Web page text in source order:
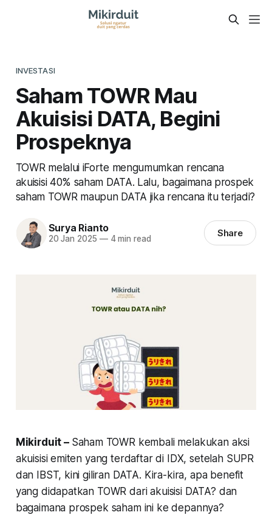
INVESTASI
Saham TOWR Mau
Akuisisi DATA, Begini
Prospeknya
TOWR melalui iForte mengumumkan rencana
akuisisi 40% saham DATA. Lalu, bagaimana prospek
saham TOWR maupun DATA jika rencana itu terjadi?
Surya Rianto
20 Jan 2025 —4 min read Share
Mikirduit – Saham TOWR kembali melakukan aksi
akuisisi emiten yang terdaftar di IDX, setelah SUPR
dan IBST, kini giliran DATA. Kira-kira, apa benefit
yang didapatkan TOWR dari akuisisi DATA? dan
bagaimana prospek saham ini ke depannya?